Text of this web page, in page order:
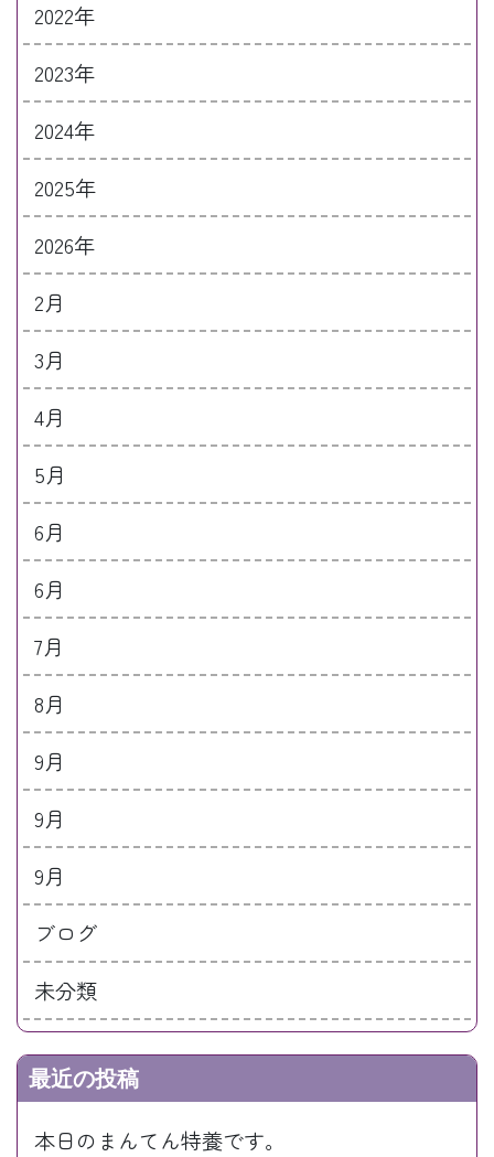
2022年
2023年
2024年
2025年
2026年
2月
3月
4月
5月
6月
6月
7月
8月
9月
9月
9月
ブログ
未分類
最近の投稿
本日のまんてん特養です。